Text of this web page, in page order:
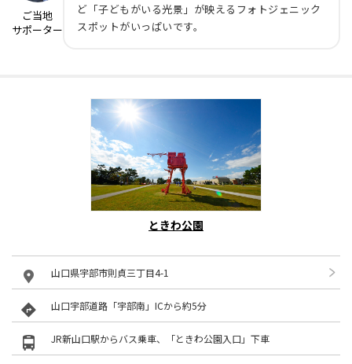
ご当地
サポーター
ど「子どもがいる光景」が映えるフォトジェニック
スポットがいっぱいです。
ときわ公園
山口県宇部市則貞三丁目4-1
山口宇部道路「宇部南」ICから約5分
JR新山口駅からバス乗車、「ときわ公園入口」下車